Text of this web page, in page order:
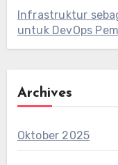
Infrastruktur
untuk DevOps
Archives
Oktober 2025